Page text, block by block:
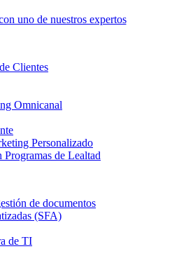
uno de nuestros expertos
Clientes
Omnicanal
Personalizado
Programas de Lealtad
de documentos
(SFA)
de TI